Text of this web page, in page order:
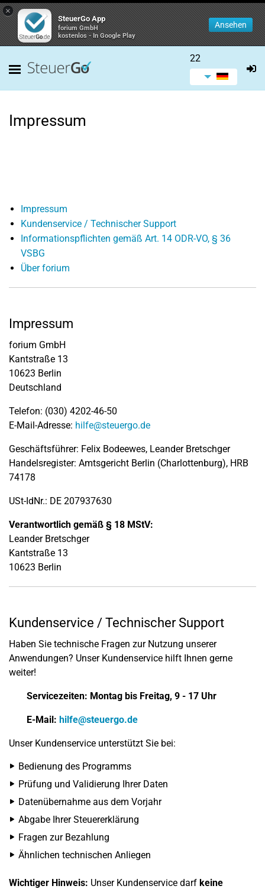
×
SteuerGo App
forium GmbH
kostenlos - In Google Play
Ansehen
22
Impressum
Impressum
Kundenservice / Technischer Support
Informationspflichten gemäß Art. 14 ODR-VO, § 36
VSBG
Über forium
Impressum
forium GmbH
Kantstraße 13
10623 Berlin
Deutschland
Telefon: (030) 4202-46-50
E-Mail-Adresse: hilfe@steuergo.de
Geschäftsführer: Felix Bodeewes, Leander Bretschger
Handelsregister: Amtsgericht Berlin (Charlottenburg), HRB
74178
USt-IdNr.: DE 207937630
Verantwortlich gemäß § 18 MStV:
Leander Bretschger
Kantstraße 13
10623 Berlin
Kundenservice / Technischer Support
Haben Sie technische Fragen zur Nutzung unserer
Anwendungen? Unser Kundenservice hilft Ihnen gerne
weiter!
Servicezeiten: Montag bis Freitag, 9 - 17 Uhr
E-Mail: hilfe@steuergo.de
Unser Kundenservice unterstützt Sie bei:
Bedienung des Programms
Prüfung und Validierung Ihrer Daten
Datenübernahme aus dem Vorjahr
Abgabe Ihrer Steuererklärung
Fragen zur Bezahlung
Ähnlichen technischen Anliegen
Wichtiger Hinweis: Unser Kundenservice darf keine